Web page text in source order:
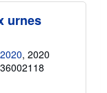
urnes
, 2020